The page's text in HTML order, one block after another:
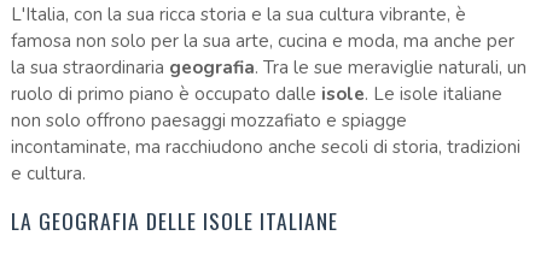
L'Italia, con la sua ricca storia e la sua cultura vibrante, è
famosa non solo per la sua arte, cucina e moda, ma anche per
la sua straordinaria geografia. Tra le sue meraviglie naturali, un
ruolo di primo piano è occupato dalle isole. Le isole italiane
non solo offrono paesaggi mozzafiato e spiagge
incontaminate, ma racchiudono anche secoli di storia, tradizioni
e cultura.
LA GEOGRAFIA DELLE ISOLE ITALIANE